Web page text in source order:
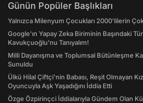
Günün Popüler Başlıkları
Yalnızca Milenyum Çocukları 2000'lilerin
Google'ın Yapay Zeka Biriminin Başındaki
Kavukçuoğlu'nu Tanıyalım!
Milli Dayanışma ve Toplumsal Bütünleşme
Sunuldu
Ülkü Hilal Çiftçi'nin Babası, Reşit Olmayan
Oyuncuyla Aşk Yaşadığını İddia Etti
Özge Özpirinçci İddialarıyla Gündem Olan